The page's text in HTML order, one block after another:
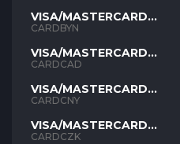
VISA/MASTERCARD
BYN
CARDBYN
VISA/MASTERCARD
CAD
CARDCAD
VISA/MASTERCARD
CNY
CARDCNY
VISA/MASTERCARD
CZK
CARDCZK